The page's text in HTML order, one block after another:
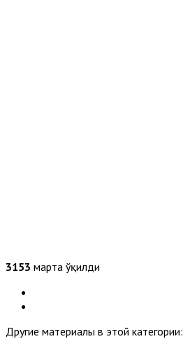
3153 марта ўқилди
Другие материалы в этой категории: